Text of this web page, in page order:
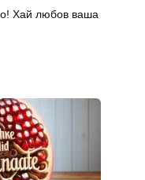
Хай любов ваша